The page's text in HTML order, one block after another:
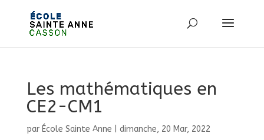
Les mathématiques en
CE2-CM1
par École Sainte Anne dimanche, 20 Mar, 2022